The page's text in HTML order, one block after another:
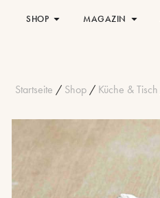
SHOP MAGAZIN
Startseite / Shop / Küche & Tisch